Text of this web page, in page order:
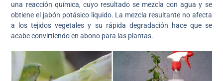
una reacción química, cuyo resultado se mezcla con agua y se
obtiene el jabón potásico líquido. La mezcla resultante no afecta
a los tejidos vegetales y su rápida degradación hace que se
acabe convirtiendo en abono para las plantas.